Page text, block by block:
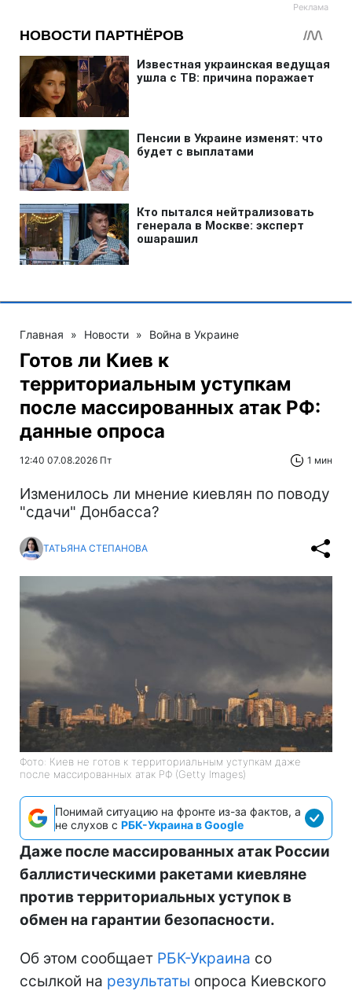
Главная » Новости » Война в Украине
Готов ли Киев к
территориальным уступкам
после массированных атак РФ:
данные опроса
12:40 07.08.2026 Пт 1 мин
Изменилось ли мнение киевлян по поводу
"сдачи" Донбасса?
ТАТЬЯНА СТЕПАНОВА
Фото: Киев не готов к территориальным уступкам даже
после массированных атак РФ (Getty Images)
Понимай ситуацию на фронте из-за фактов, а
не слухов с РБК-Украина в Google
Даже после массированных атак России
баллистическими ракетами киевляне
против территориальных уступок в
обмен на гарантии безопасности.
Об этом сообщает РБК-Украина со
ссылкой на результаты опроса Киевского